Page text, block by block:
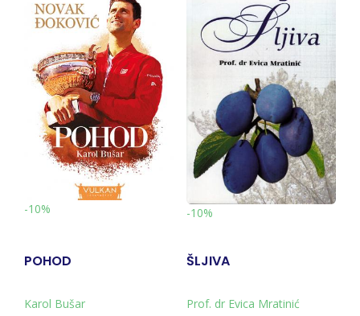
-10%
ŠLJIVA
Prof. dr Evica Mratinić
-10%
MI NEZAUSTAVLJIVI -
SVET
Juval Noa Harari